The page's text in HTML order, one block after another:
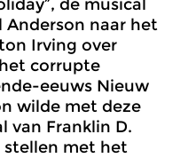
de musical
naar het
Irving over
corrupte
eeuws Nieuw
wilde met deze
van Franklin D.
stellen met het